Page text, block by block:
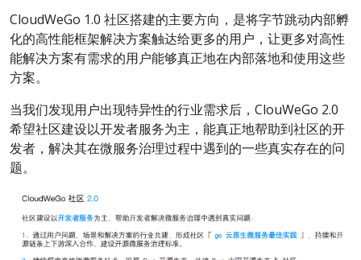
CloudWeGo 1.0 社区搭建的主要方向，是将字节跳动内部孵
化的高性能框架解决方案触达给更多的用户，让更多对高性
能解决方案有需求的用户能够真正地在内部落地和使用这些
方案。
当我们发现用户出现特异性的行业需求后，ClouWeGo 2.0
希望社区建设以开发者服务为主，能真正地帮助到社区的开
发者，解决其在微服务治理过程中遇到的一些真实存在的问
题。